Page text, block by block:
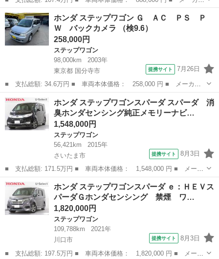
名： ホンダ ■ 車種名： ステップワゴンスパーダ ■ グレード
名： Ｚ 消臭純正９インチメモリーナビＥＴＣ アイストップ 地
デジフルセグ...
埼玉 狭山市 ステップワゴン
ホンダ ステップワゴン Ｇ ＡＣ ＰＳ Ｐ
Ｗ バックカメラ （検9.6）
258,000円
ステップワゴン
98,000km
2003年
東京都 国分寺市
提携サイト 7月26日
■ 支払総額: 34.6万円 ■ 車両本体価格： 258,000 円 ■ メーカー
名： ホンダ ■ 車種名： ステップワゴン ■ グレード名： Ｇ
ＡＣ ＰＳ ＰＷ バックカメラ ■ 排気量： 2000cc ■ ドア枚
数：...
東京 国分寺市 ステップワゴン
ホンダ ステップワゴンスパーダ スパーダ 消
臭ホンダセンシング純正メモリーナビ…
1,548,000円
ステップワゴン
56,421km
2015年
さいたま市
提携サイト 8月3日
■ 支払総額: 171.5万円 ■ 車両本体価格： 1,548,000 円 ■ メーカ
ー名： ホンダ ■ 車種名： ステップワゴンスパーダ ■ グレード
名： スパーダ 消臭ホンダセンシング純正メモリーナビＢｌｕｅｔ
ｏｏｔｈ...
埼玉 さいたま市 ステップワゴン
ホンダ ステップワゴンスパーダ ｅ：ＨＥＶス
パーダＧホンダセンシング 禁煙 ワ…
1,820,000円
ステップワゴン
109,788km
2021年
川口市
提携サイト 8月3日
■ 支払総額: 197.5万円 ■ 車両本体価格： 1,820,000 円 ■ メーカ